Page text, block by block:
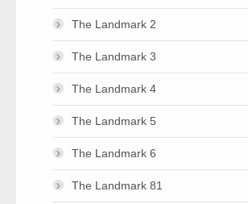
The Landmark 2
The Landmark 3
The Landmark 4
The Landmark 5
The Landmark 6
The Landmark 81